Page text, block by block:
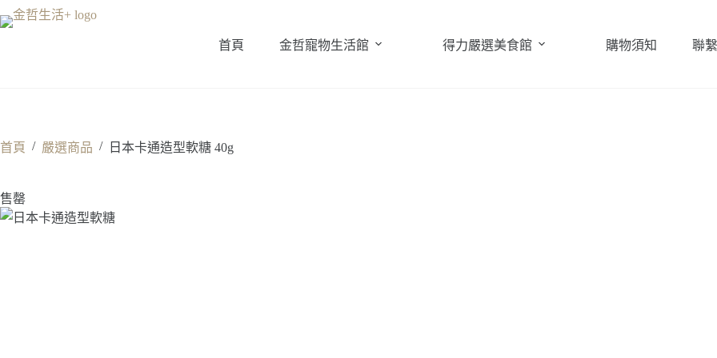
至
首頁 金哲寵物生活館 得力嚴選美食館 購物須知 聯
首頁 / 嚴選商品 / 日本卡通造型軟糖 40g
售罄